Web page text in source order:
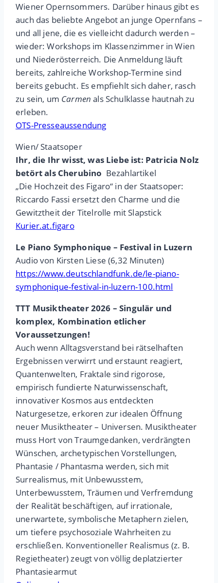
Wiener Opernsommers. Darüber hinaus gibt es
auch das beliebte Angebot an junge Opernfans –
und all jene, die es vielleicht dadurch werden –
wieder: Workshops im Klassenzimmer in Wien
und Niederösterreich. Die Anmeldung läuft
bereits, zahlreiche Workshop-Termine sind
bereits gebucht. Es empfiehlt sich daher, rasch
zu sein, um Carmen als Schulklasse hautnah zu
erleben.
OTS-Presseaussendung
Wien/ Staatsoper
Ihr, die Ihr wisst, was Liebe ist: Patricia Nolz
betört als Cherubino Bezahlartikel
„Die Hochzeit des Figaro“ in der Staatsoper:
Riccardo Fassi ersetzt den Charme und die
Gewitztheit der Titelrolle mit Slapstick
Kurier.at.figaro
Le Piano Symphonique – Festival in Luzern
Audio von Kirsten Liese (6,32 Minuten)
https://www.deutschlandfunk.de/le-piano-
symphonique-festival-in-luzern-100.html
TTT Musiktheater 2026 – Singulär und
komplex, Kombination etlicher
Voraussetzungen!
Auch wenn Alltagsverstand bei rätselhaften
Ergebnissen verwirrt und erstaunt reagiert,
Quantenwelten, Fraktale sind rigorose,
empirisch fundierte Naturwissenschaft,
innovativer Kosmos aus entdeckten
Naturgesetze, erkoren zur idealen Öffnung
neuer Musiktheater – Universen. Musiktheater
muss Hort von Traumgedanken, verdrängten
Wünschen, archetypischen Vorstellungen,
Phantasie / Phantasma werden, sich mit
Surrealismus, mit Unbewusstem,
Unterbewusstem, Träumen und Verfremdung
der Realität beschäftigen, auf irrationale,
unerwartete, symbolische Metaphern zielen,
um tiefere psychosoziale Wahrheiten zu
erschließen. Konventioneller Realismus (z. B.
Regietheater) zeugt von völlig deplatzierter
Phantasiearmut